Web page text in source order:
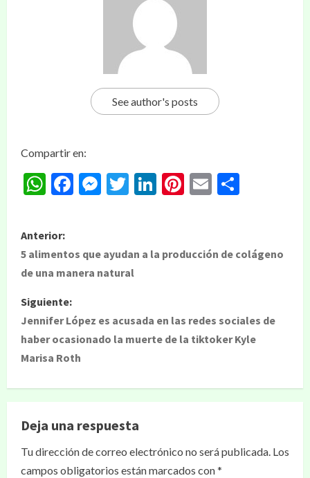
See author's posts
Compartir en:
WhatsApp
Facebook
Messenger
Twitter
LinkedIn
Pinterest
Email
Anterior:
5 alimentos que ayudan a la producción de colágeno
de una manera natural
Siguiente:
Jennifer López es acusada en las redes sociales de
haber ocasionado la muerte de la tiktoker Kyle
Marisa Roth
Deja una respuesta
Tu dirección de correo electrónico no será publicada. Los
campos obligatorios están marcados con*